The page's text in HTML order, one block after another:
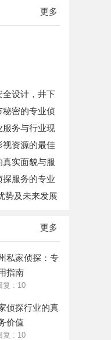
更多
全设计，井下
秘密的专业侦
服务与行业现
资源的最佳
实面貌与服
服务的专业
势及未来发展
更多
私家侦探：专
指南
复 : 10
侦探行业的真
价值
复 : 10